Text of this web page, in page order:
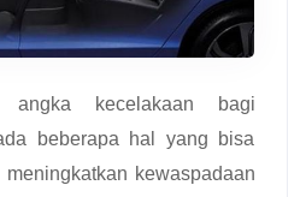
angka kecelakaan bagi
beberapa hal yang bisa
kewaspadaan